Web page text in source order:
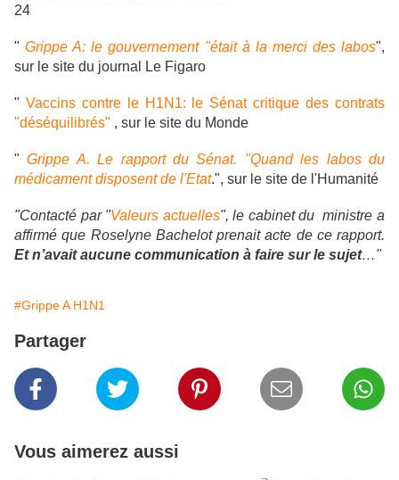
24
"Grippe A: le gouvernement "était à la merci des labos",
sur le site du journal Le Figaro
" Vaccins contre le H1N1: le Sénat critique des contrats
"déséquilibrés" , sur le site du Monde
"Grippe A. Le rapport du Sénat. "Quand les labos du
médicament disposent de l'Etat.", sur le site de l'Humanité
"Contacté par "Valeurs actuelles", le cabinet du ministre a
affirmé que Roselyne Bachelot prenait acte de ce rapport.
Et n’avait aucune communication à faire sur le sujet…"
#Grippe A H1N1
Partager
Vous aimerez aussi